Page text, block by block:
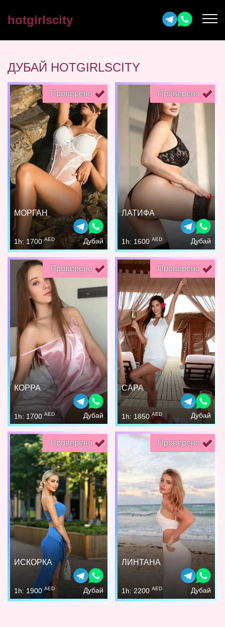
hotgirlscity
ДУБАЙ HOTGIRLSCITY
Проверено
МОРГАН
1h: 1700 AED Дубай
Проверено
ЛАТИФА
1h: 1600 AED Дубай
Проверено
КОРРА
1h: 1700 AED Дубай
Проверено
САРА
1h: 1850AED Дубай
Проверено
ИСКОРКА
1h: 1900 AED Дубай
Проверено
ЛИНТАНА
1h: 2200 AED Дубай